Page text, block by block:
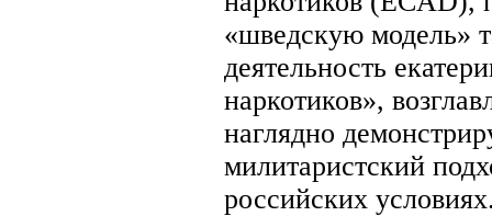
«шведскую модель»
деятельность
наркотиков»,
наглядно
милитаристский
российских